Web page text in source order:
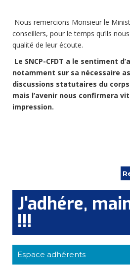
Nous remercions Monsieur le
conseillers, pour le temps qu’ils
qualité de leur écoute.
Le SNCP-CFDT a le sentiment
notamment sur sa nécessaire
discussions statutaires du
mais l’avenir nous confirmera
impression.
J'adhére,
!!!
Espace adhérents